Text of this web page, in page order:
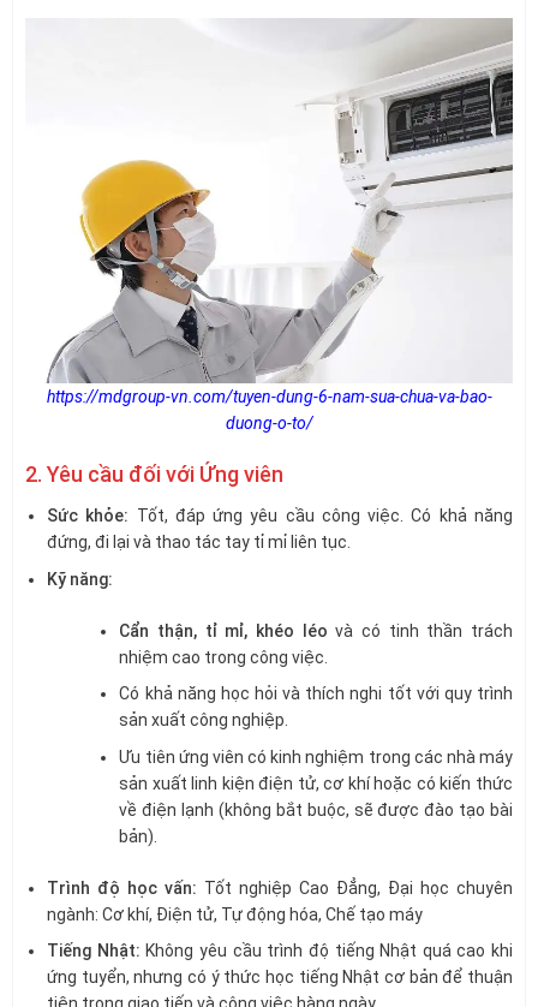
https://mdgroup-vn.com/tuyen-dung-6-nam-sua-chua-va-bao-
duong-o-to/
2. Yêu cầu đối với Ứng viên
Sức khỏe: Tốt, đáp ứng yêu cầu công việc. Có khả năng
đứng, đi lại và thao tác tay tỉ mỉ liên tục.
Kỹ năng:
Cẩn thận, tỉ mỉ, khéo léo và có tinh thần trách
nhiệm cao trong công việc.
Có khả năng học hỏi và thích nghi tốt với quy trình
sản xuất công nghiệp.
Ưu tiên ứng viên có kinh nghiệm trong các nhà máy
sản xuất linh kiện điện tử, cơ khí hoặc có kiến thức
về điện lạnh (không bắt buộc, sẽ được đào tạo bài
bản).
Trình độ học vấn: Tốt nghiệp Cao Đẳng, Đại học chuyên
ngành: Cơ khí, Điện tử, Tự động hóa, Chế tạo máy
Tiếng Nhật: Không yêu cầu trình độ tiếng Nhật quá cao khi
ứng tuyển, nhưng có ý thức học tiếng Nhật cơ bản để thuận